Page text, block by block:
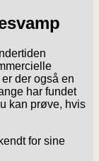
der også en
har fundet
kan prøve, hvis
for sine